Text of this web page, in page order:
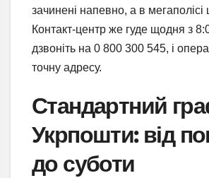
зачинені напевно, а в
Контакт-центр же гуде щодня з
дзвоніть на 0 800 300 545, і
точну адресу.
Стандартний
Укрпошти: від
до суботи